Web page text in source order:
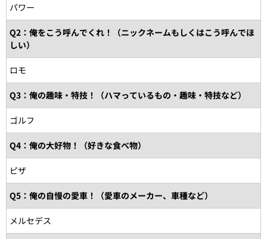
パワー
Q2：俺をこう呼んでくれ！（ニックネームもしくはこう呼んでほ
しい）
ロモ
Q3：俺の趣味・特技！（ハマっているもの・趣味・特技など）
ゴルフ
Q4：俺の大好物！（好きな食べ物）
ピザ
Q5：俺の自慢の愛車！（愛車のメーカー、車種など）
メルセデス